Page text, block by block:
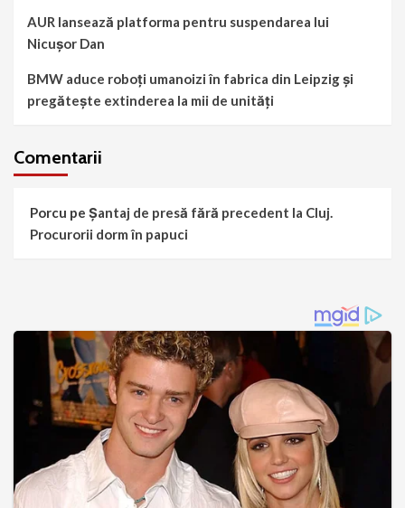
AUR lansează platforma pentru suspendarea lui
Nicușor Dan
BMW aduce roboți umanoizi în fabrica din Leipzig și
pregătește extinderea la mii de unități
Comentarii
Porcu pe Șantaj de presă fără precedent la Cluj.
Procurorii dorm în papuci